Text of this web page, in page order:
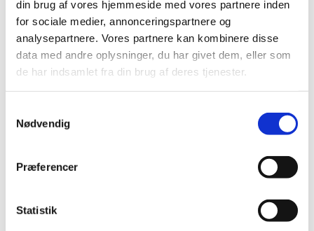
din brug af vores hjemmeside med vores partnere inden
for sociale medier, annonceringspartnere og
analysepartnere. Vores partnere kan kombinere disse
data med andre oplysninger, du har givet dem, eller som
de har indsamlet fra din brug af deres tjenester.
Nødvendig
Præferencer
Statistik
2015 (31)
2014 (44)
2013 (45)
2012 (44)
oktober (2)
maj (2)